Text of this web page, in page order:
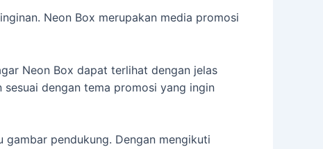
Neon Box merupakan media promosi
Neon Box dapat terlihat dengan jelas
dengan tema promosi yang ingin
pendukung. Dengan mengikuti